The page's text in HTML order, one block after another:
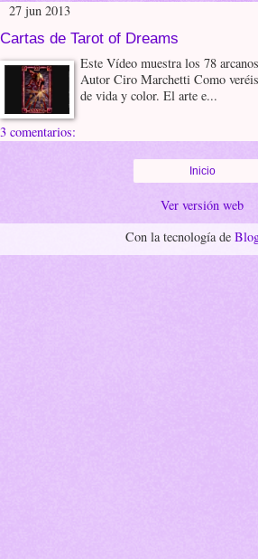
27 jun 2013
Cartas de Tarot of Dreams
Este Vídeo muestra los 78
Autor Ciro Marchetti Como
de vida y color. El arte e...
3 comentarios:
Inicio
Ver versión web
Con la tecnología de